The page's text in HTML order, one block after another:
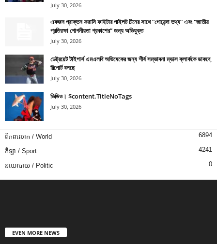
July 30, 2026
একজন প্রাক্তন ফরাসি ফাইটার পাইলট চীনের সাথে “গোয়েন্দা তথ্য” এবং “জাতীয়
প্রতিরক্ষা গোপনীয়তা প্রকাশের” জন্য অভিযুক্ত
July 30, 2026
ডেট্রয়েট টাইগার্স এমএলবি অভিষেকের জন্য শীর্ষ সম্ভাবনা ম্যাক্স ক্লার্ককে ডাকবে,
রিপোর্ট বলছে
July 30, 2026
ভিডিও। $content.TitleNoTags
July 30, 2026
ពិភពលោក / World 6894
កីឡា / Sport 4241
នយោបាយ / Politic 0
EVEN MORE NEWS